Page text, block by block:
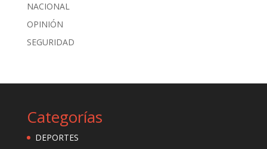
NACIONAL
OPINIÓN
SEGURIDAD
Categorías
DEPORTES